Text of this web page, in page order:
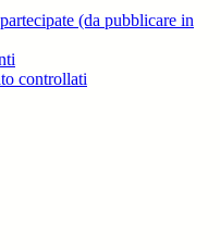
(da pubblicare in
controllati